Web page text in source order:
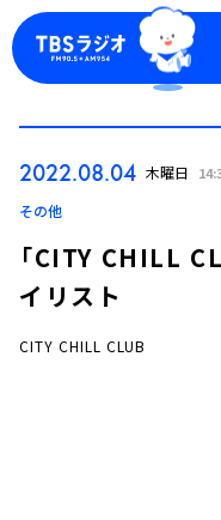
2022.08.04 木曜日
その他
「CITY CHILL
イリスト
CITY CHILL CLUB